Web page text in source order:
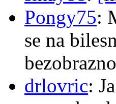
Pongy75:
se na
drlovric: